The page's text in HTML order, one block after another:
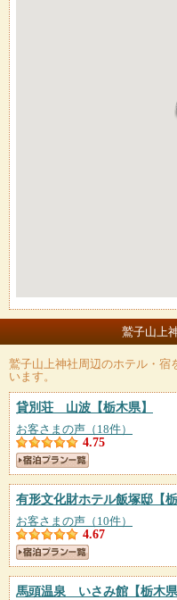
鷲子山上
鷲子山上神社周辺のホテル・宿
います。
貸別荘 山波 【栃木県】
お客さまの声（18件）
4.75
有形文化財ホテル飯塚邸 【
お客さまの声（10件）
4.67
馬頭温泉 いさみ館 【栃木県